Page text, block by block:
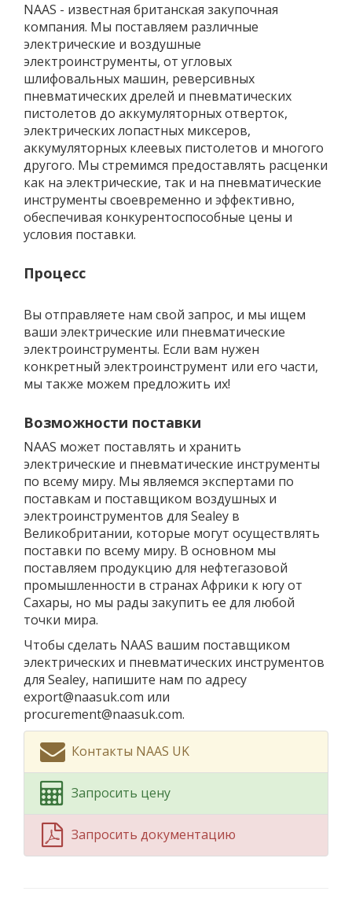
NAAS - известная британская закупочная
компания. Мы поставляем различные
электрические и воздушные
электроинструменты, от угловых
шлифовальных машин, реверсивных
пневматических дрелей и пневматических
пистолетов до аккумуляторных отверток,
электрических лопастных миксеров,
аккумуляторных клеевых пистолетов и многого
другого. Мы стремимся предоставлять расценки
как на электрические, так и на пневматические
инструменты своевременно и эффективно,
обеспечивая конкурентоспособные цены и
условия поставки.
Процесс
Вы отправляете нам свой запрос, и мы ищем
ваши электрические или пневматические
электроинструменты. Если вам нужен
конкретный электроинструмент или его части,
мы также можем предложить их!
Возможности поставки
NAAS может поставлять и хранить
электрические и пневматические инструменты
по всему миру. Мы являемся экспертами по
поставкам и поставщиком воздушных и
электроинструментов для Sealey в
Великобритании, которые могут осуществлять
поставки по всему миру. В основном мы
поставляем продукцию для нефтегазовой
промышленности в странах Африки к югу от
Сахары, но мы рады закупить ее для любой
точки мира.
Чтобы сделать NAAS вашим поставщиком
электрических и пневматических инструментов
для Sealey, напишите нам по адресу
export@naasuk.com или
procurement@naasuk.com.
Контакты NAAS UK
Запросить цену
Запросить документацию